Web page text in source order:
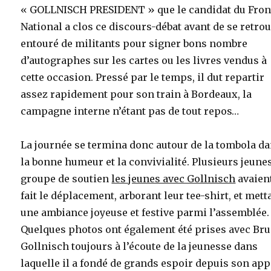
« GOLLNISCH PRESIDENT » que le candidat du
National a clos ce discours-débat avant de se
entouré de militants pour signer bons nombre
d’autographes sur les cartes ou les livres vendus à
cette occasion. Pressé par le temps, il dut repartir
assez rapidement pour son train à Bordeaux, la
campagne interne n’étant pas de tout repos…
La journée se termina donc autour de la tombola
la bonne humeur et la convivialité. Plusieurs
groupe de soutienles jeunes avec Gollnisch
fait le déplacement, arborant leur tee-shirt, et
une ambiance joyeuse et festive parmi l’assemblée.
Quelques photos ont également été prises avec
Gollnisch toujours à l’écoute de la jeunesse dans
laquelle il a fondé de grands espoir depuis son